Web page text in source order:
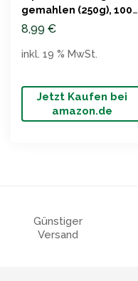
gemahlen (250g), 100%
natürlich
8,99 €
Jetzt Kaufen bei
amazon.de
inkl. 19 % MwSt.
Günstiger
Versand